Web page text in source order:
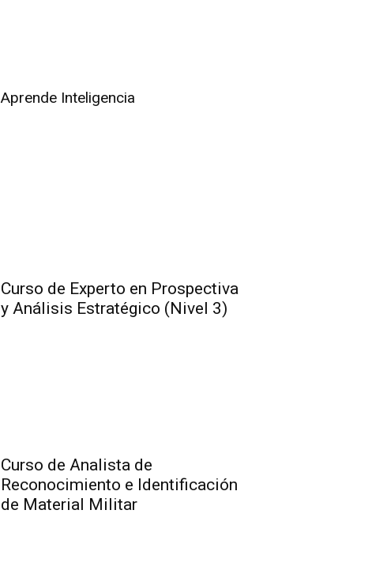
Aprende Inteligencia
Curso de Experto en Prospectiva
y Análisis Estratégico (Nivel 3)
Curso de Analista de
Reconocimiento e Identificación
de Material Militar